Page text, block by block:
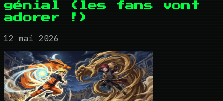
génial (les fans vont
adorer !)
12 mai 2026